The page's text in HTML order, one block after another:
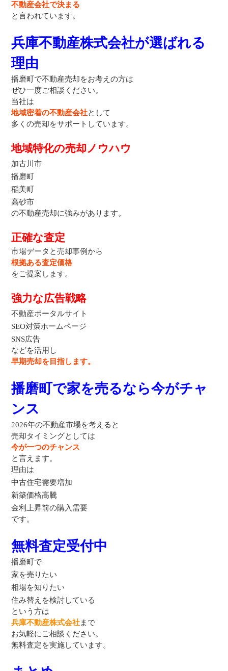
不動産会社で決まる
と言われています。
兵庫不動産株式会社が選ばれる
理由
播磨町で不動産売却をお考えの方は
ぜひ一度ご相談ください。
当社は
地域密着の不動産会社として
多くの売却をサポートしています。
地域特化の売却ノウハウ
加古川市
播磨町
稲美町
高砂市
の不動産売却に強みがあります。
正確な査定
市場データと売却事例から
根拠ある査定価格
をご提案します。
強力な広告戦略
不動産ポータルサイト
SEO対策ホームページ
SNS広告
などを活用し
早期売却を目指します。
播磨町で家を売るなら今がチャ
ンス
2026年の不動産市場を考えると
売却タイミングとしては
今が一つのチャンス
と言えます。
理由は
中古住宅需要増加
新築価格高騰
金利上昇前の購入需要
です。
無料査定受付中
播磨町で
家を売りたい
相場を知りたい
住み替えを検討している
という方は
兵庫不動産株式会社まで
お気軽にご相談ください。
無料査定を実施しています。